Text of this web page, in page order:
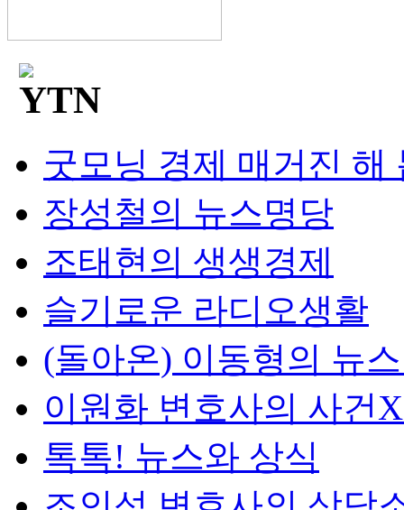
굿모닝 경제 매거진 해
장성철의 뉴스명당
조태현의 생생경제
슬기로운 라디오생활
(돌아온) 이동형의 뉴
이원화 변호사의 사건
톡톡! 뉴스와 상식